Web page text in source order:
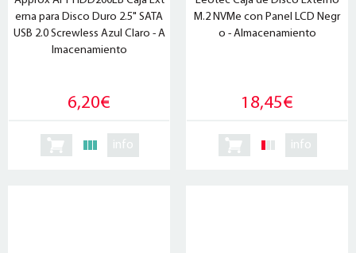
erna para Disco Duro 2.5" SATA
USB 2.0 Screwless Azul Claro - A
lmacenamiento
6,20€
info
M.2 NVMe con Panel LCD Negr
o - Almacenamiento
18,45€
info